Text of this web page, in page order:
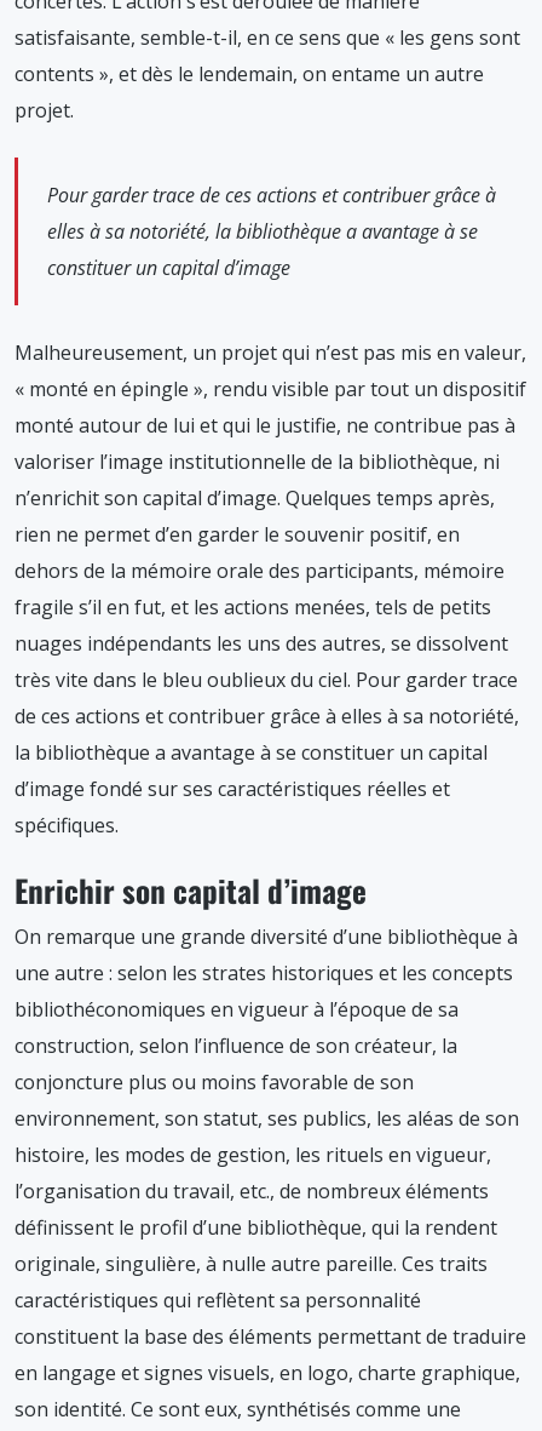
satisfaisante, semble-t-il, en ce sens que « les gens sont
contents », et dès le lendemain, on entame un autre
projet.
Pour garder trace de ces actions et contribuer grâce à
elles à sa notoriété, la bibliothèque a avantage à se
constituer un capital d’image
Malheureusement, un projet qui n’est pas mis en valeur,
« monté en épingle », rendu visible par tout un dispositif
monté autour de lui et qui le justifie, ne contribue pas à
valoriser l’image institutionnelle de la bibliothèque, ni
n’enrichit son capital d’image. Quelques temps après,
rien ne permet d’en garder le souvenir positif, en
dehors de la mémoire orale des participants, mémoire
fragile s’il en fut, et les actions menées, tels de petits
nuages indépendants les uns des autres, se dissolvent
très vite dans le bleu oublieux du ciel. Pour garder trace
de ces actions et contribuer grâce à elles à sa notoriété,
la bibliothèque a avantage à se constituer un capital
d’image fondé sur ses caractéristiques réelles et
spécifiques.
Enrichir son capital d’image
On remarque une grande diversité d’une bibliothèque à
une autre : selon les strates historiques et les concepts
bibliothéconomiques en vigueur à l’époque de sa
construction, selon l’influence de son créateur, la
conjoncture plus ou moins favorable de son
environnement, son statut, ses publics, les aléas de son
histoire, les modes de gestion, les rituels en vigueur,
l’organisation du travail, etc., de nombreux éléments
définissent le profil d’une bibliothèque, qui la rendent
originale, singulière, à nulle autre pareille. Ces traits
caractéristiques qui reflètent sa personnalité
constituent la base des éléments permettant de traduire
en langage et signes visuels, en logo, charte graphique,
son identité. Ce sont eux, synthétisés comme une